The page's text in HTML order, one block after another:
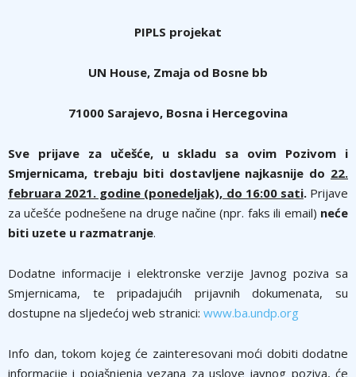
PIPLS projekat
UN House, Zmaja od Bosne bb
71000 Sarajevo, Bosna i Hercegovina
Sve prijave za učešće, u skladu sa ovim Pozivom i
Smjernicama, trebaju biti dostavljene najkasnije do 22.
februara 2021. godine (ponedeljak), do 16:00 sati. Prijave
za učešće podnešene na druge načine (npr. faks ili email) neće
biti uzete u razmatranje.
Dodatne informacije i elektronske verzije Javnog poziva sa
Smjernicama, te pripadajućih prijavnih dokumenata, su
dostupne na sljedećoj web stranici: www.ba.undp.org
Info dan, tokom kojeg će zainteresovani moći dobiti dodatne
informacije i pojašnjenja vezana za uslove javnog poziva, će